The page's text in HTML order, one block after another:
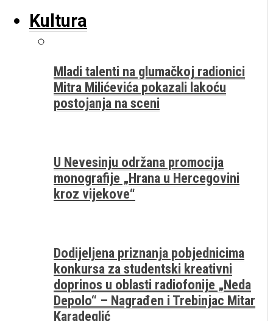
Kultura
Mladi talenti na glumačkoj radionici
Mitra Milićevića pokazali lakoću
postojanja na sceni
U Nevesinju održana promocija
monografije „Hrana u Hercegovini
kroz vijekove“
Dodijeljena priznanja pobjednicima
konkursa za studentski kreativni
doprinos u oblasti radiofonije „Neda
Depolo“ – Nagrađen i Trebinjac Mitar
Karadeglić